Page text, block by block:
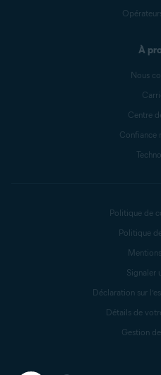
À
Nous
Centre
Confiance
Politique de
Politique
Signaler
Déclaration sur
Détails de
Gestion